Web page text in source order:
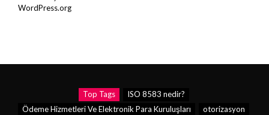
WordPress.org
Top Tags
ISO 8583 nedir?
Ödeme Hizmetleri Ve Elektronik Para Kuruluşları
otorizasyon